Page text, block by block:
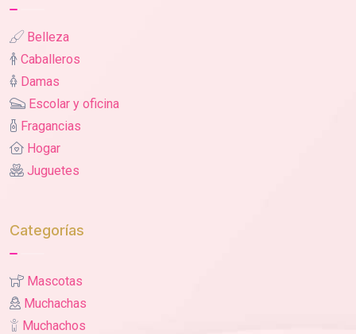
Belleza
Caballeros
Damas
Escolar y oficina
Fragancias
Hogar
Juguetes
Categorías
Mascotas
Muchachas
Muchachos